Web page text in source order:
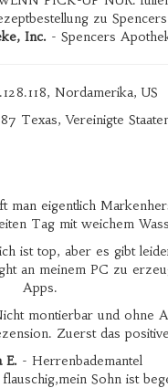
zu
Inc. - Spencers
Nordamerika, US
Texas, Vereinigte
man eigentlich
Tag mit weichem
ist top, aber es gibt
an meinem PC zu
Apps.
montierbar und ohne
Zuerst das
E. - Herrenbademantel
Sohn ist